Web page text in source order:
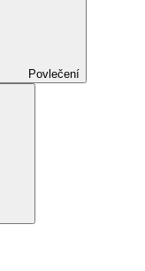
Povlečení